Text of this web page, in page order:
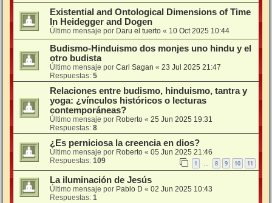
Existential and Ontological Dimensions of Time
In Heidegger and Dogen
Último mensaje por Daru el tuerto « 10 Oct 2025 10:44
Budismo-Hinduismo dos monjes uno hindu y el
otro budista
Último mensaje por Carl Sagan « 23 Jul 2025 21:47
Respuestas: 5
Relaciones entre budismo, hinduismo, tantra y
yoga: ¿vínculos históricos o lecturas
contemporáneas?
Último mensaje por Roberto « 25 Jun 2025 19:31
Respuestas: 8
¿Es perniciosa la creencia en dios?
Último mensaje por Roberto « 05 Jun 2025 21:46
Respuestas: 109 1 … 8 9 10 11
La iluminación de Jesús
Último mensaje por Pablo D « 02 Jun 2025 10:43
Respuestas: 1